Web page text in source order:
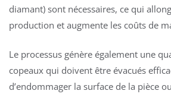
diamant) sont nécessaires, ce qui
production et augmente les coûts de
Le processus génère également une
copeaux qui doivent être évacués
d’endommager la surface de la pièce